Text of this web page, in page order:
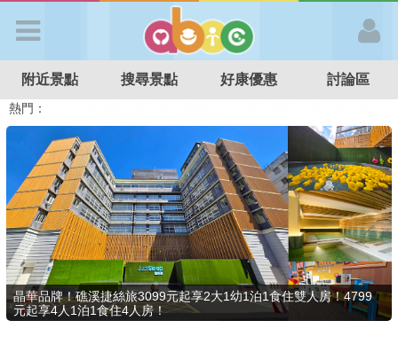
APP登入
首 頁
搜尋景點
好康優惠
最新消息
附近景點 搜尋景點 好康優惠 討論區
熱門：
特色遊戲場
親子住房優惠 台北親子餐廳 溫泉泡湯SPA
晶華品牌！礁溪捷絲旅3099元起享2大1幼1泊1食住雙人房！4799
元起享4人1泊1食住4人房！